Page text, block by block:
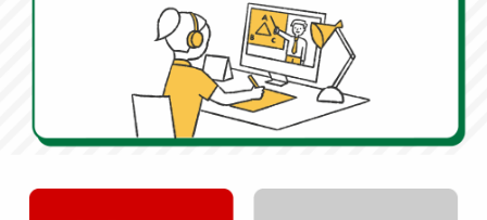
「オンライン家庭教師WAM」では、指導センター
様の現状をしっかりと分析し、必要なカリキュラムを完
全オーダーメイドで作成します。
夏の学習への取り組み方